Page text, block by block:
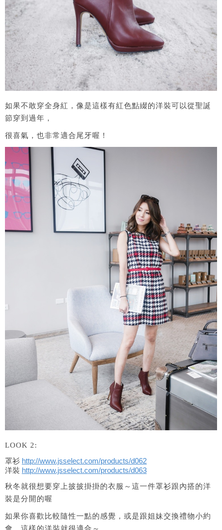
如果不敢穿全身紅，像是這樣有紅色點綴的洋裝可以從聖誕
節穿到過年，
很喜氣，也非常適合尾牙喔！
LOOK 2:
罩衫 http://www.jsselect.com/products/d062
洋裝 http://www.jsselect.com/products/d063
秋冬就很想要穿上披披掛掛的衣服～這一件罩衫跟內搭的洋
裝是分開的喔
如果你喜歡比較隨性一點的感覺，或是跟姐妹交換禮物小約